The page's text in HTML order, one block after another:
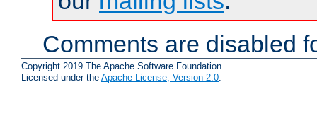
Comments are disabled
Copyright 2019 The Apache Software Foundation.
Licensed under the Apache License, Version 2.0